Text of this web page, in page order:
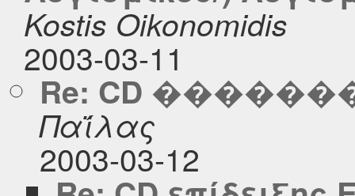
Kostis Oikonomidis
2003-03-11
Re: CD
Παΐλας
2003-03-12